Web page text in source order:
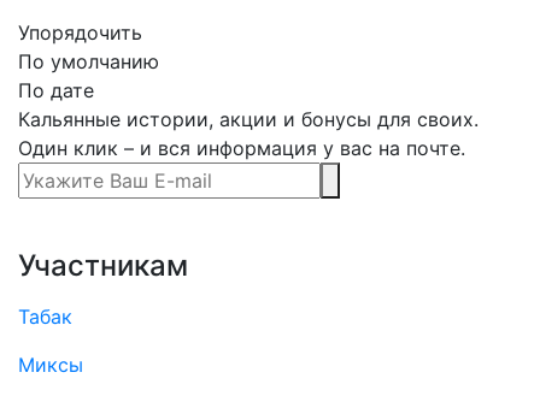
Упорядочить
По умолчанию
По дате
Кальянные истории, акции и бонусы для своих.
Один клик – и вся информация у вас на почте.
Участникам
Табак
Миксы